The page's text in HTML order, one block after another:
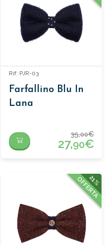
Rif: PJR-03
Farfallino Blu In
Lana
35,00€
27,90€
21%
OFFERTA